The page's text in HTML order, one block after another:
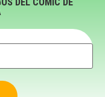
DEL CÓMIC DE